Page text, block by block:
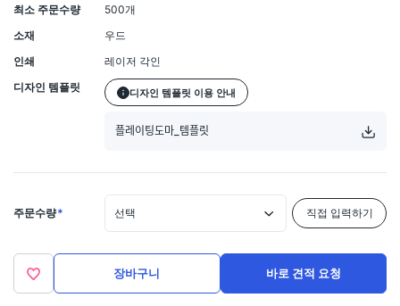
최소 주문수량
500개
소재
우드
인쇄
레이저 각인
디자인 템플릿
디자인 템플릿 이용 안내
플레이팅도마_템플릿
주문수량* 선택 직접 입력하기
장바구니 바로 견적 요청